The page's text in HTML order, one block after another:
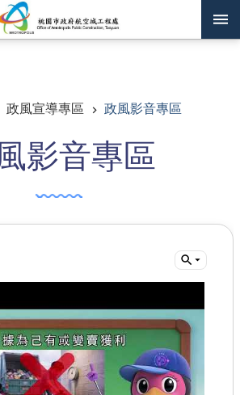
政風宣導專區 政風影音專區
影音專區